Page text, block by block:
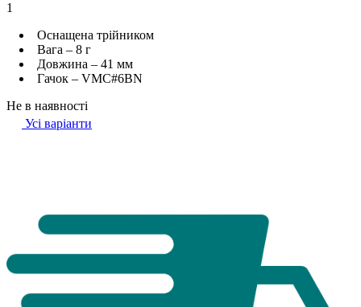
1
Оснащена трійником
Вага – 8 г
Довжина – 41 мм
Гачок – VMC#6BN
Не в наявності
Усі варіанти